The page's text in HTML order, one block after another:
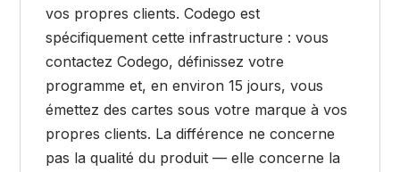
vos propres clients. Codego est
spécifiquement cette infrastructure : vous
contactez Codego, définissez votre
programme et, en environ 15 jours, vous
émettez des cartes sous votre marque à vos
propres clients. La différence ne concerne
pas la qualité du produit — elle concerne la